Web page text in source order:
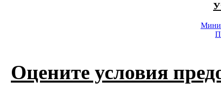
Оцените условия